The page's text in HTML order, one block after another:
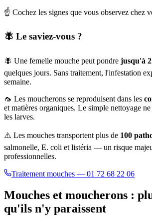
☝️ Cochez les signes que vous observez chez
🪰 Le saviez-vous ?
🪰 Une femelle mouche peut pondre jusqu'à
quelques jours. Sans traitement, l'infestation
semaine.
🦟 Les moucherons se reproduisent dans les
et matières organiques. Le simple nettoyage
les larves.
⚠️ Les mouches transportent plus de 100
salmonelle, E. coli et listéria — un risque
professionnelles.
Traitement mouches — 01 72 68 22 06
Mouches et moucherons :
qu'ils n'y paraissent